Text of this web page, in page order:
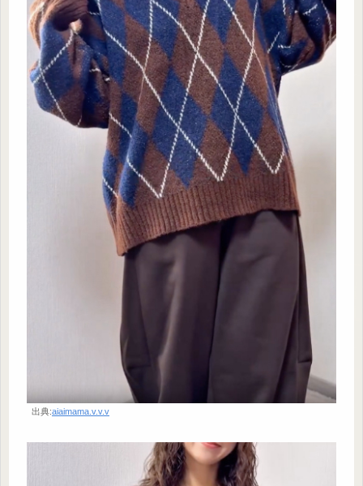
出典:aiaimama.v.v.v